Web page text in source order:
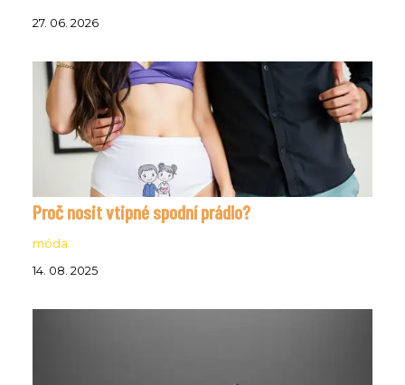
27. 06. 2026
Proč nosit vtipné spodní prádlo?
móda
14. 08. 2025